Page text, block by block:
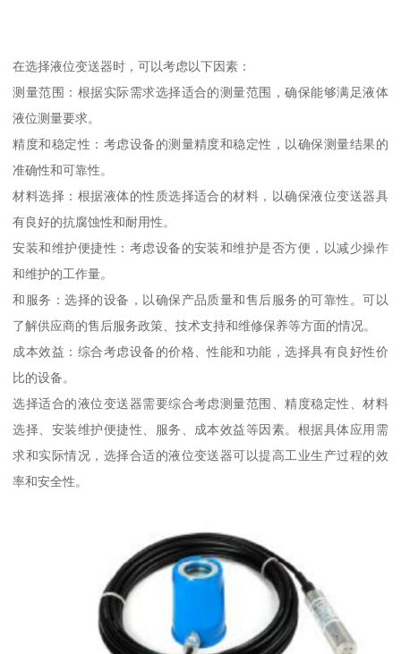
在选择液位变送器时，可以考虑以下因素：
测量范围：根据实际需求选择适合的测量范围，确保能够满足液体
液位测量要求。
精度和稳定性：考虑设备的测量精度和稳定性，以确保测量结果的
准确性和可靠性。
材料选择：根据液体的性质选择适合的材料，以确保液位变送器具
有良好的抗腐蚀性和耐用性。
安装和维护便捷性：考虑设备的安装和维护是否方便，以减少操作
和维护的工作量。
和服务：选择的设备，以确保产品质量和售后服务的可靠性。可以
了解供应商的售后服务政策、技术支持和维修保养等方面的情况。
成本效益：综合考虑设备的价格、性能和功能，选择具有良好性价
比的设备。
选择适合的液位变送器需要综合考虑测量范围、精度稳定性、材料
选择、安装维护便捷性、服务、成本效益等因素。根据具体应用需
求和实际情况，选择合适的液位变送器可以提高工业生产过程的效
率和安全性。